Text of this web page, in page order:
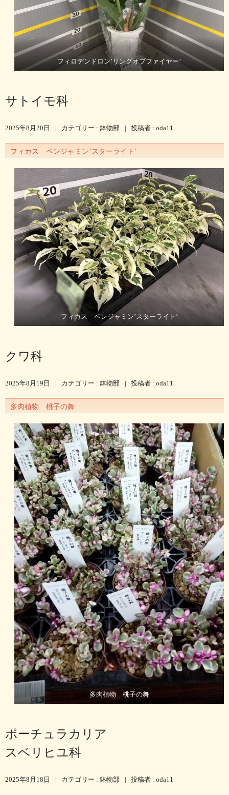
フィロデンドロン’リングオブファイヤー’
サトイモ科
2025年8月20日 | カテゴリー : 鉢物部 | 投稿者 : oda11
フィカス ベンジャミン’スターライト’
フィカス ベンジャミン’スターライト’
クワ科
2025年8月19日 | カテゴリー : 鉢物部 | 投稿者 : oda11
多肉植物 桃子の舞
多肉植物 桃子の舞
ポーチュラカリア
スベリヒユ科
2025年8月18日 | カテゴリー : 鉢物部 | 投稿者 : oda11